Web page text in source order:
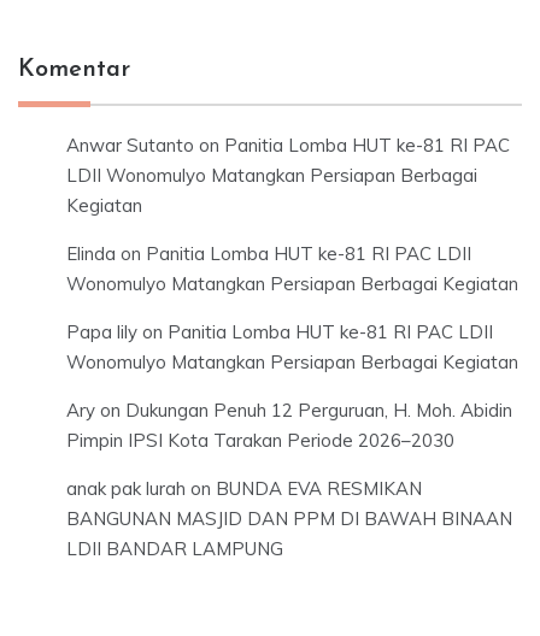
Komentar
Anwar Sutanto on Panitia Lomba HUT ke-81 RI PAC
LDII Wonomulyo Matangkan Persiapan Berbagai
Kegiatan
Elinda on Panitia Lomba HUT ke-81 RI PAC LDII
Wonomulyo Matangkan Persiapan Berbagai Kegiatan
Papa lily on Panitia Lomba HUT ke-81 RI PAC LDII
Wonomulyo Matangkan Persiapan Berbagai Kegiatan
Ary on Dukungan Penuh 12 Perguruan, H. Moh. Abidin
Pimpin IPSI Kota Tarakan Periode 2026–2030
anak pak lurah on BUNDA EVA RESMIKAN
BANGUNAN MASJID DAN PPM DI BAWAH BINAAN
LDII BANDAR LAMPUNG